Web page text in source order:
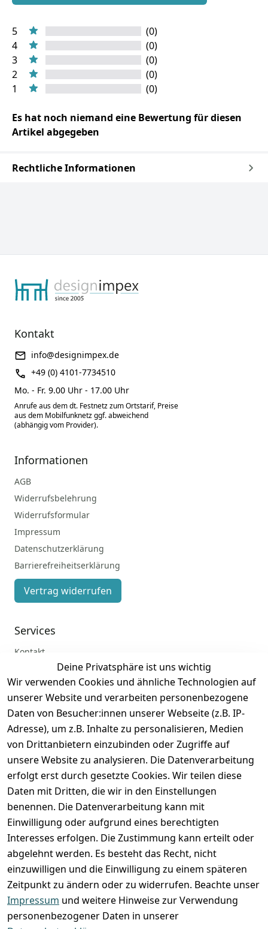
5
(0)
4
(0)
3
(0)
2
(0)
1
(0)
Es hat noch niemand eine Bewertung für diesen
Artikel abgegeben
Rechtliche Informationen
Deine Privatsphäre ist uns wichtig
Wir verwenden Cookies und ähnliche Technologien auf
unserer Website und verarbeiten personenbezogene
Daten von Besucher:innen unserer Webseite (z.B. IP-
Adresse), um z.B. Inhalte zu personalisieren, Medien
von Drittanbietern einzubinden oder Zugriffe auf
unsere Website zu analysieren. Die Datenverarbeitung
erfolgt erst durch gesetzte Cookies. Wir teilen diese
Daten mit Dritten, die wir in den Einstellungen
benennen. Die Datenverarbeitung kann mit
Einwilligung oder aufgrund eines berechtigten
Interesses erfolgen. Die Zustimmung kann erteilt oder
abgelehnt werden. Es besteht das Recht, nicht
einzuwilligen und die Einwilligung zu einem späteren
Zeitpunkt zu ändern oder zu widerrufen. Beachte unser
Impressum und weitere Hinweise zur Verwendung
personenbezogener Daten in unserer
Kontakt
info@designimpex.de
+49 (0) 4101-7734510
Mo. - Fr. 9.00 Uhr - 17.00 Uhr
Anrufe aus dem dt. Festnetz zum Ortstarif, Preise
aus dem Mobilfunknetz ggf. abweichend
(abhängig vom Provider).
Informationen
AGB
Widerrufsbelehrung
Widerrufsformular
Impressum
Datenschutzerklärung
Barrierefreiheitserklärung
Vertrag widerrufen
Services
Kontakt
Registrieren
Zahlung und Versand
VORKASSE RECHNUNG